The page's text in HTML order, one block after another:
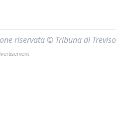
riservata © Tribuna di Treviso